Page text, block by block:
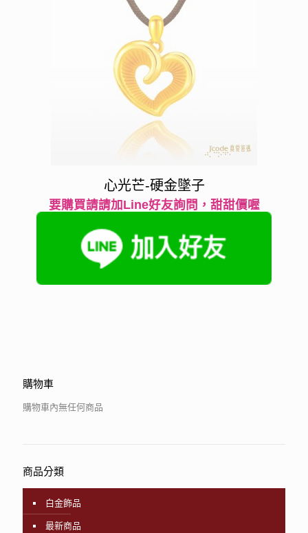
心光芒-硬金墜子
要購買請請加Line好友詢問，甜甜價喔
購物車
購物車內無任何商品
商品分類
白金飾品
最新商品